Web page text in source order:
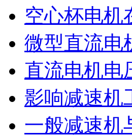
空心杯电机
微型直流电
直流电机电
影响减速机
一般减速机